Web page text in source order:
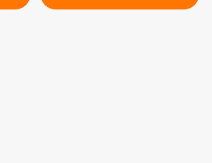
devenir le leader du groupe